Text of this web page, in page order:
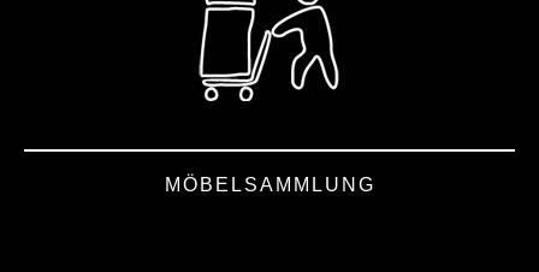
MÖBELSAMMLUNG